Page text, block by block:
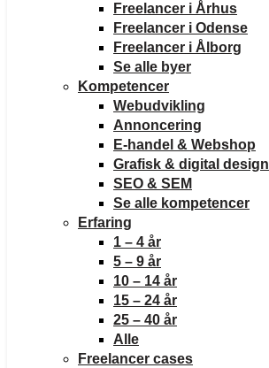
Freelancer i Århus
Freelancer i Odense
Freelancer i Ålborg
Se alle byer
Kompetencer
Webudvikling
Annoncering
E-handel & Webshop
Grafisk & digital design
SEO & SEM
Se alle kompetencer
Erfaring
1 – 4 år
5 – 9 år
10 – 14 år
15 – 24 år
25 – 40 år
Alle
Freelancer cases